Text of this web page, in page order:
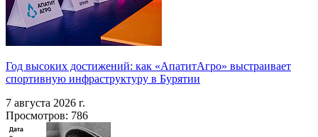
Год высоких достижений: как «АпатитАгро» выстраивает
спортивную инфраструктуру в Бурятии
7 августа 2026 г.
Просмотров: 786